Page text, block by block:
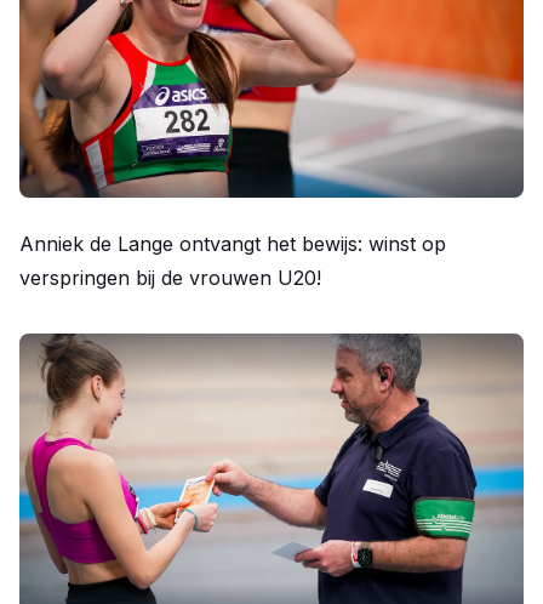
Anniek de Lange ontvangt het bewijs: winst op
verspringen bij de vrouwen U20!